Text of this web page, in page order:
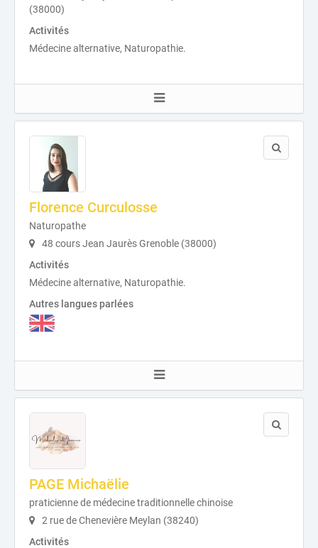
(38000)
Activités
Médecine alternative, Naturopathie.
Florence Curculosse
Naturopathe
48 cours Jean Jaurès Grenoble (38000)
Activités
Médecine alternative, Naturopathie.
Autres langues parlées
PAGE Michaëlie
praticienne de médecine traditionnelle chinoise
2 rue de Chenevière Meylan (38240)
Activités